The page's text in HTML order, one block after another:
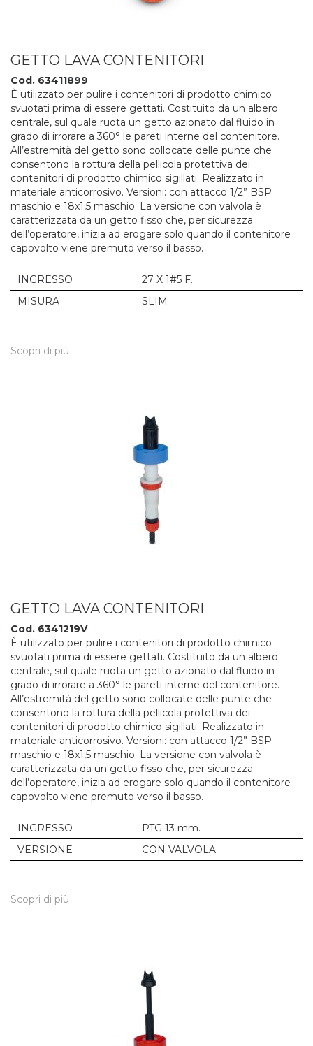
GETTO LAVA CONTENITORI
Cod. 63411899
È utilizzato per pulire i contenitori di prodotto chimico
svuotati prima di essere gettati. Costituito da un albero
centrale, sul quale ruota un getto azionato dal fluido in
grado di irrorare a 360° le pareti interne del contenitore.
All’estremità del getto sono collocate delle punte che
consentono la rottura della pellicola protettiva dei
contenitori di prodotto chimico sigillati. Realizzato in
materiale anticorrosivo. Versioni: con attacco 1/2” BSP
maschio e 18x1,5 maschio. La versione con valvola è
caratterizzata da un getto fisso che, per sicurezza
dell’operatore, inizia ad erogare solo quando il contenitore
capovolto viene premuto verso il basso.
INGRESSO
27 X 1#5 F.
MISURA
SLIM
Scopri di più
GETTO LAVA CONTENITORI
Cod. 6341219V
È utilizzato per pulire i contenitori di prodotto chimico
svuotati prima di essere gettati. Costituito da un albero
centrale, sul quale ruota un getto azionato dal fluido in
grado di irrorare a 360° le pareti interne del contenitore.
All’estremità del getto sono collocate delle punte che
consentono la rottura della pellicola protettiva dei
contenitori di prodotto chimico sigillati. Realizzato in
materiale anticorrosivo. Versioni: con attacco 1/2” BSP
maschio e 18x1,5 maschio. La versione con valvola è
caratterizzata da un getto fisso che, per sicurezza
dell’operatore, inizia ad erogare solo quando il contenitore
capovolto viene premuto verso il basso.
INGRESSO
PTG 13 mm.
VERSIONE
CON VALVOLA
Scopri di più